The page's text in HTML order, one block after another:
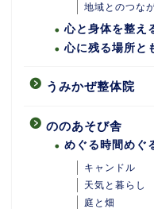
地域とのつな
心と身体を整え
心に残る場所と
うみかぜ整体院
ののあそび舎
めぐる時間めぐ
キャンドル
天気と暮らし
庭と畑